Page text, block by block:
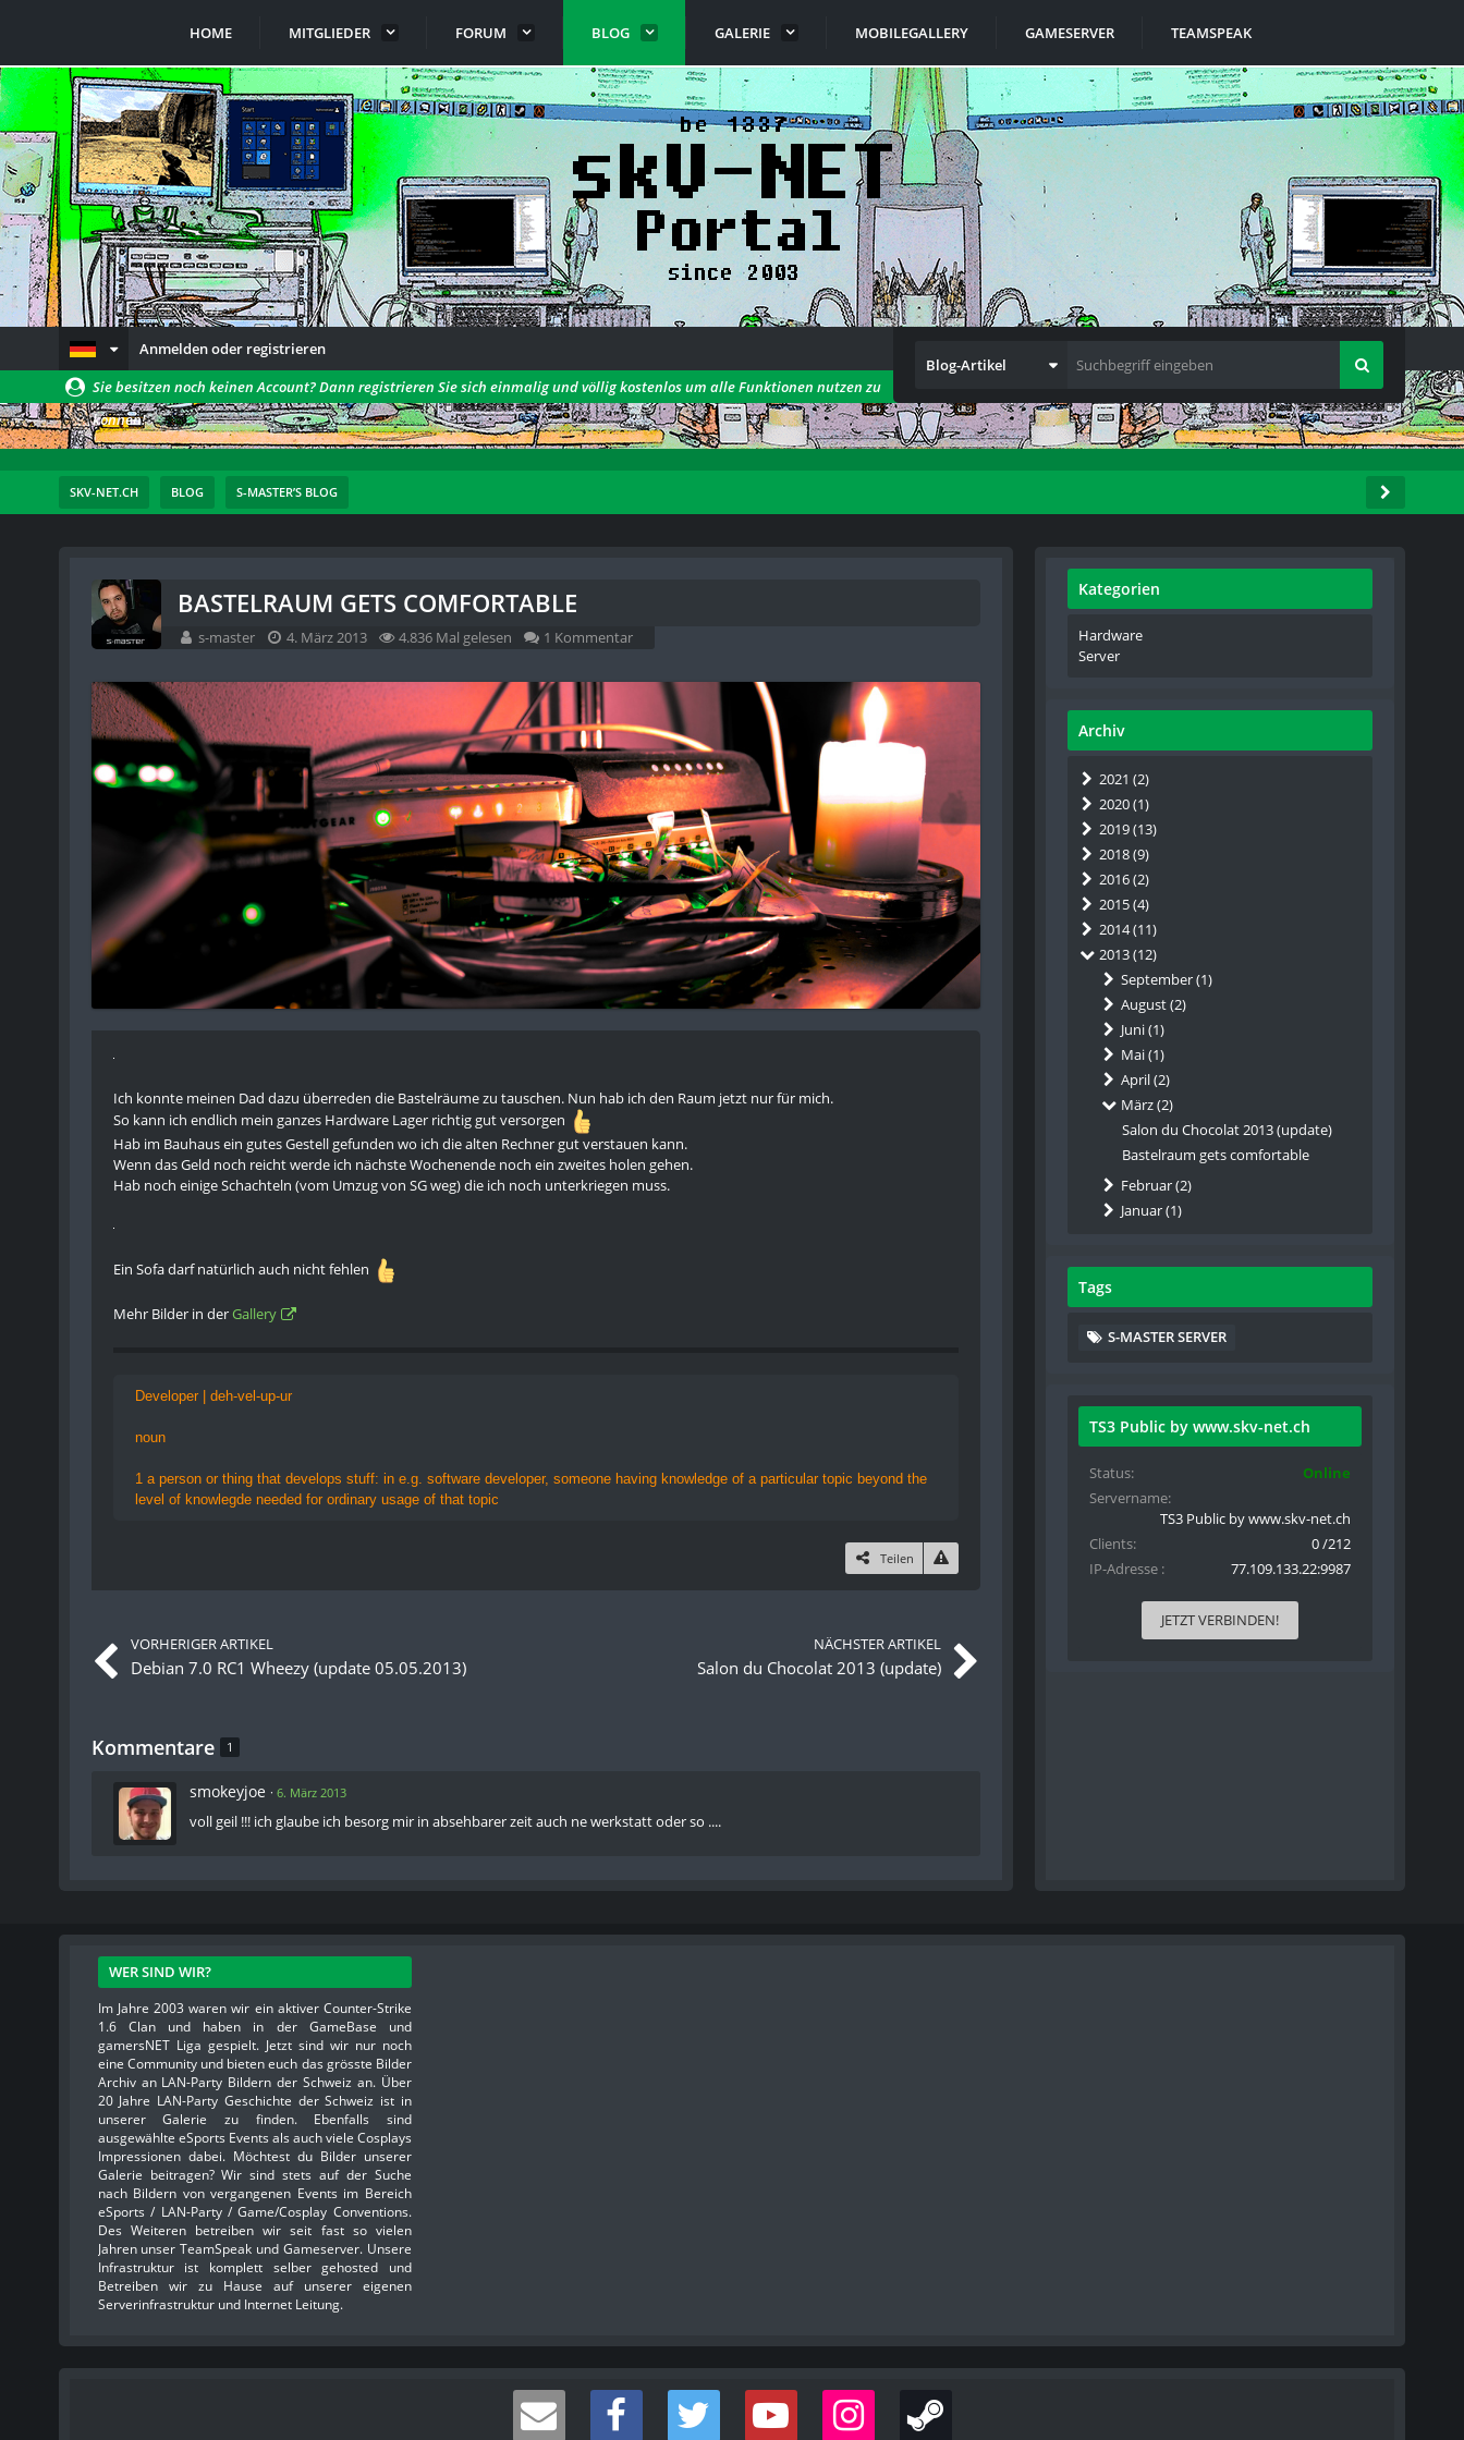
HOME MITGLIEDER FORUM BLOG GALERIE MOBILEGALLERY GAMESERVER TEAMSPEAK
Anmelden oder registrieren
Blog-Artikel
Sie besitzen noch keinen Account? Dann registrieren Sie sich einmalig und völlig kostenlos um alle Funktionen nutzen zu
können!
SKV-NET.CH BLOG S-MASTER’S BLOG
BASTELRAUM GETS COMFORTABLE
s-master 4. März 2013 4.836 Mal gelesen 1 Kommentar
Ich konnte meinen Dad dazu überreden die Bastelräume zu tauschen. Nun hab ich den Raum jetzt nur für mich.
So kann ich endlich mein ganzes Hardware Lager richtig gut versorgen
Hab im Bauhaus ein gutes Gestell gefunden wo ich die alten Rechner gut verstauen kann.
Wenn das Geld noch reicht werde ich nächste Wochenende noch ein zweites holen gehen.
Hab noch einige Schachteln (vom Umzug von SG weg) die ich noch unterkriegen muss.
Ein Sofa darf natürlich auch nicht fehlen
Mehr Bilder in derGallery
Developer | deh-vel-up-ur
noun
1 a person or thing that develops stuff: in e.g. software developer, someone having knowledge of a particular topic beyond the
level of knowlegde needed for ordinary usage of that topic
Teilen
VORHERIGER ARTIKEL
Debian 7.0 RC1 Wheezy (update 05.05.2013)
NÄCHSTER ARTIKEL
Salon du Chocolat 2013 (update)
Kommentare 1
smokeyjoe 6. März 2013
voll geil !!! ich glaube ich besorg mir in absehbarer zeit auch ne werkstatt oder so ....
Kategorien
Hardware
Server
Archiv
2021 (2)
2020 (1)
2019 (13)
2018 (9)
2016 (2)
2015 (4)
2014 (11)
2013 (12)
September (1)
August (2)
Juni (1)
Mai (1)
April (2)
März (2)
Salon du Chocolat 2013 (update)
Bastelraum gets comfortable
Februar (2)
Januar (1)
Tags
S-MASTER SERVER
TS3 Public by www.skv-net.ch
Status
Online
Servername
TS3 Public by www.skv-net.ch
Clients
0 /212
IP-Adresse
77.109.133.22:9987
JETZT VERBINDEN!
WER SIND WIR?
Im Jahre 2003 waren wir ein aktiver Counter-Strike
1.6 Clan und haben in der GameBase und
gamersNET Liga gespielt. Jetzt sind wir nur noch
eine Community und bieten euch das grösste Bilder
Archiv an LAN-Party Bildern der Schweiz an. Über
20 Jahre LAN-Party Geschichte der Schweiz ist in
unserer Galerie zu finden. Ebenfalls sind
ausgewählte eSports Events als auch viele Cosplays
Impressionen dabei. Möchtest du Bilder unserer
Galerie beitragen? Wir sind stets auf der Suche
nach Bildern von vergangenen Events im Bereich
eSports / LAN-Party / Game/Cosplay Conventions.
Des Weiteren betreiben wir seit fast so vielen
Jahren unser TeamSpeak und Gameserver. Unsere
Infrastruktur ist komplett selber gehosted und
Betreiben wir zu Hause auf unserer eigenen
Serverinfrastruktur und Internet Leitung.